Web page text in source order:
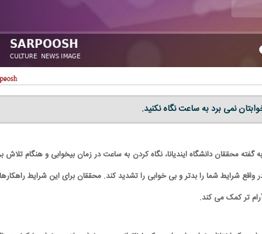
نمی برد به ساعت نگاه نکنید.
به گفته محققان دانشگاه ایندیانا، نگاه کردن به ساعت در زمان بیخوابی و هنگام تلاش
واقع شرایط شما را بدتر و بی خوابی را تشدید کند. محققان برای این شرایط
تر کمک می کند.